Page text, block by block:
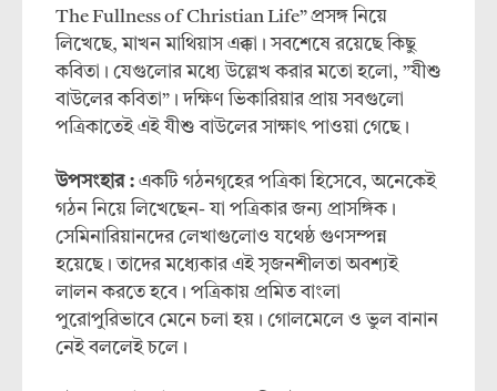
The Fullness of Christian Life” প্রসঙ্গ নিয়ে
লিখেছে, মাখন মাথিয়াস এক্কা। সবশেষে রয়েছে কিছু
কবিতা। যেগুলোর মধ্যে উল্লেখ করার মতো হলো, ”যীশু
বাউলের কবিতা”। দক্ষিণ ভিকারিয়ার প্রায় সবগুলো
পত্রিকাতেই এই যীশু বাউলের সাক্ষাৎ পাওয়া গেছে।
উপসংহার : একটি গঠনগৃহের পত্রিকা হিসেবে, অনেকেই
গঠন নিয়ে লিখেছেন- যা পত্রিকার জন্য প্রাসঙ্গিক।
সেমিনারিয়ানদের লেখাগুলোও যথেষ্ঠ গুণসম্পন্ন
হয়েছে। তাদের মধ্যেকার এই সৃজনশীলতা অবশ্যই
লালন করতে হবে। পত্রিকায় প্রমিত বাংলা
পুরোপুরিভাবে মেনে চলা হয়। গোলমেলে ও ভুল বানান
নেই বললেই চলে।